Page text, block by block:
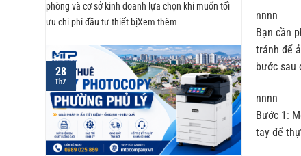
phòng và cơ sở kinh doanh lựa chọn khi muốn tối
ưu chi phí đầu tư thiết bịXem thêm
28
Th7
nnnn
Bạn cần
tránh để
bước sau
nnnn
Bước 1:
tay để